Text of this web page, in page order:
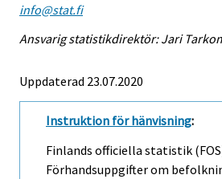
info@stat.fi
Ansvarig statistikdirektör: Jari
Uppdaterad 23.07.2020
Instruktion för hänvisning:
Finlands officiella statistik
Förhandsuppgifter om